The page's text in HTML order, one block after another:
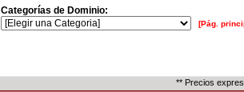
Categorías de Dominio:
[Pág.
** Precios